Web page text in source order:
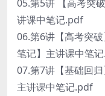
05.第5讲 【高考突
讲课中笔记.pdf
06.第6讲【高考突
笔记】主讲课中笔
07.第7讲【基础回归
主讲课中笔记.pdf